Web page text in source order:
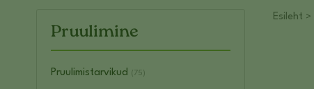
Pruulimine
Pruulimistarvikud (75)
Esileht >